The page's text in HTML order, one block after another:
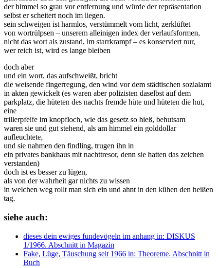
der himmel so grau vor entfernung und würde der repräsentation
selbst er scheitert noch im liegen.
sein schweigen ist harmlos, verstümmelt vom licht, zerklüftet
von wortrülpsen – unserem alleinigen index der verlaufsformen,
nicht das wort als zustand, im starrkrampf – es konserviert nur,
wer reich ist, wird es lange bleiben
doch aber
und ein wort, das aufschweißt, bricht
die weisende fingerregung, den wind vor dem städtischen sozialamt
in akten gewickelt (es waren aber polizisten daselbst auf dem
parkplatz, die hüteten des nachts fremde hüte und hüteten die hut,
eine
trillerpfeife im knopfloch, wie das gesetz so hieß, behutsam
waren sie und gut stehend, als am himmel ein golddollar
aufleuchtete,
und sie nahmen den findling, trugen ihn in
ein privates bankhaus mit nachttresor, denn sie hatten das zeichen
verstanden)
doch ist es besser zu lügen,
als von der wahrheit gar nichts zu wissen
in welchen weg rollt man sich ein und ahnt in den kühen den heißen
tag.
siehe auch:
dieses dein ewiges fundevögeln im anhang in: DISKUS
1/1966. Abschnitt in Magazin
Fake, Lüge, Täuschung seit 1966 in: Theoreme. Abschnitt in
Buch